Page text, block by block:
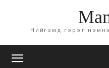
Нийгэмд гэрэл